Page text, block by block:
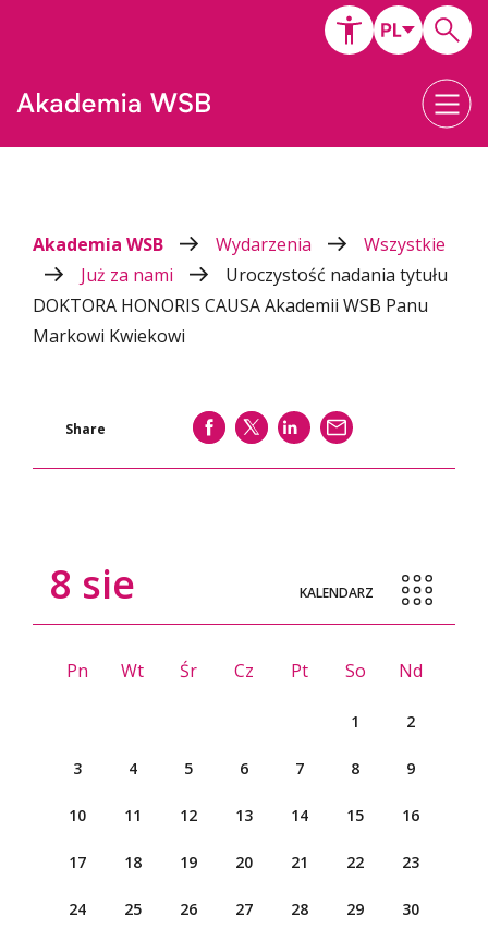
Akademia WSB Wydarzenia
Wszystkie
Już za nami
Uroczystość nadania tytułu
DOKTORA HONORIS CAUSA Akademii WSB Panu
Markowi Kwiekowi
Share SHARE SHARE SHARE
8 sie KALENDARZ
Pn Wt Śr Cz Pt So Nd
1 2
3 4 5 6 7 8 9
10 11 12 13 14 15 16
17 18 19 20 21 22 23
24 25 26 27 28 29 30